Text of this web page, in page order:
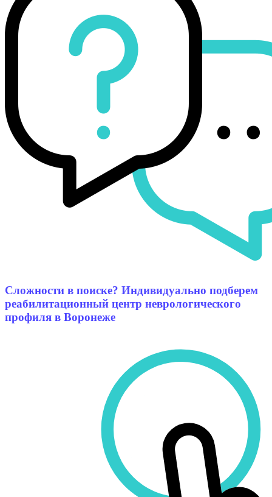
Сложности в поиске? Индивидуально подберем
реабилитационный центр неврологического
профиля в Воронеже